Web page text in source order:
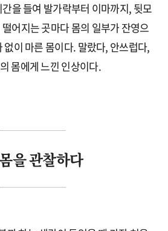
을 들여 발가락부터 이마까지, 뒷모
어지는 곳마다 몸의 일부가 잔영으
이 마른 몸이다. 말랐다, 안쓰럽다,
몸에게 느낀 인상이다.
을 관찰하다